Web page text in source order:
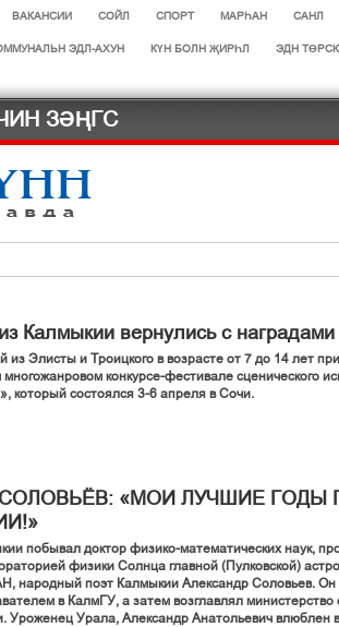
ВАКАНСИИ СОЙЛ СПОРТ МАРЄАН САНЛ
ЭДЛ-АХУН КҮН БОЛН ҖИРҺЛ ЭДН
ЗӘҢГС
хураҗ авв
ОТРАСЛИ
харсачнр
Калмыкии вернулись с наградами
из Элисты и Троицкого в возрасте от 7 до 14 лет
конкурсе-фестивале сценического
который состоялся 3-6 апреля в Сочи.
СОЛОВЬЁВ: «МОИ ЛУЧШИЕ ГОДЫ
побывал доктор физико-математических наук,
физики Солнца главной (Пулковской)
народный поэт Калмыкии Александр Соловьев. Он
в КалмГУ, а затем возглавлял министерство
Уроженец Урала, Александр Анатольевич влюблен